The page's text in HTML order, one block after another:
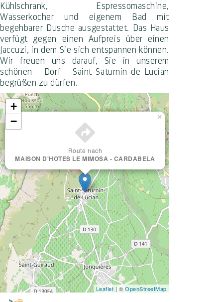
Kühlschrank, Espressomaschine,
Wasserkocher und eigenem Bad mit
begehbarer Dusche ausgestattet. Das Haus
verfügt gegen einen Aufpreis über einen
Jaccuzi, in dem Sie sich entspannen können.
Wir freuen uns darauf, Sie in unserem
schönen Dorf Saint-Saturnin-de-Lucian
begrüßen zu dürfen.
Route nach
MAISON D'HOTES LE MIMOSA - CARDABELA
×
+
−
Leaflet | ©OpenStreetMap